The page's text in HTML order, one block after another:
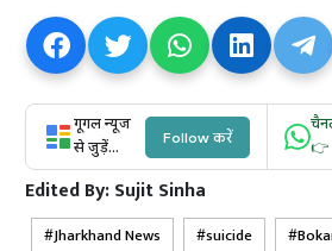
गूगल न्यूज
से जुड़ें...
Follow करें
👉
Edited By:Sujit Sinha
Jharkhand News suicide